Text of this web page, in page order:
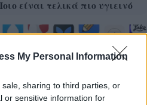
My Personal Information
sharing to third parties, or
or sensitive information for
είναι τελικά πιο υγιεινό